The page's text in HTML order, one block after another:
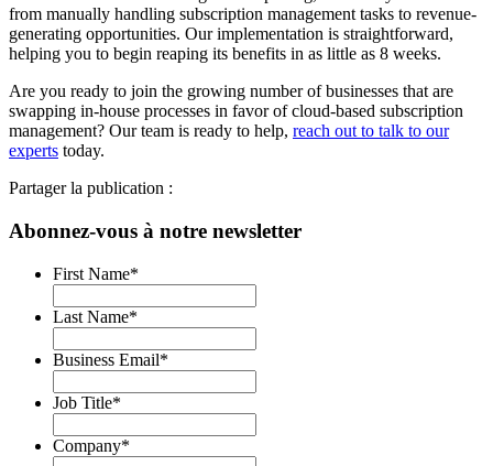
from manually handling subscription management tasks to revenue-
generating opportunities. Our implementation is straightforward,
helping you to begin reaping its benefits in as little as 8 weeks.
Are you ready to join the growing number of businesses that are
swapping in-house processes in favor of cloud-based subscription
management? Our team is ready to help, reach out to talk to our
experts today.
Partager la publication :
Abonnez-vous à notre newsletter
First Name*
Last Name*
Business Email*
Job Title*
Company*